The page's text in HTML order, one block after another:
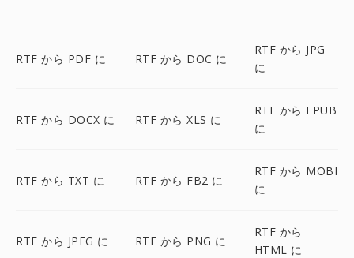
RTF から PDF に RTF から DOC に
RTF から JPG
に
RTF から DOCX に RTF から XLS に
RTF から EPUB
に
RTF から TXT に RTF から FB2 に
RTF から MOBI
に
RTF から JPEG に RTF から PNG に
RTF から
HTML に